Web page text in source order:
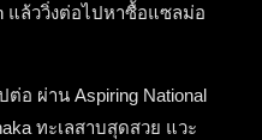
แล้ววิ่งต่อไปหาซื้อแซลม่อ
อ ผ่าน Aspiring National
ทะเลสาบสุดสวย แวะ